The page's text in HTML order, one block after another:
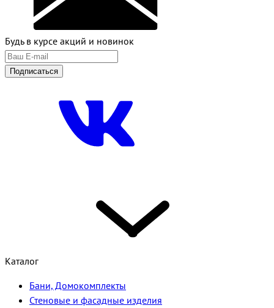
Будь в курсе акций и новинок
Подписаться
Каталог
Бани, Домокомплекты
Стеновые и фасадные изделия